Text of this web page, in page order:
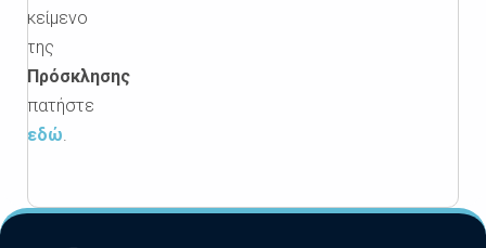
κείμενο
της
Πρόσκλησης
πατήστε
εδώ.